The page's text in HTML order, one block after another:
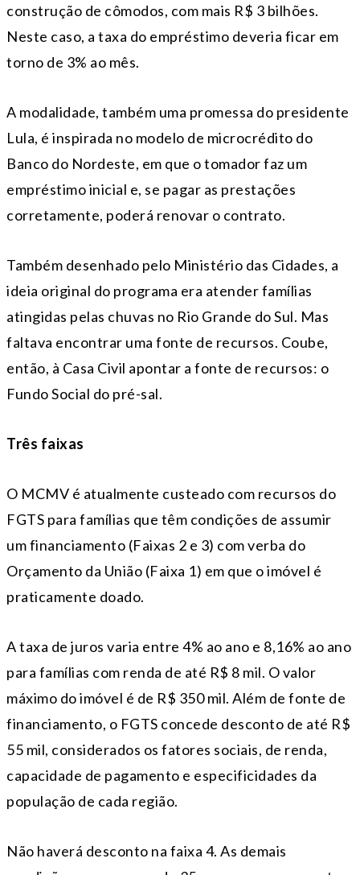
construção de cômodos, com mais R$ 3 bilhões.
Neste caso, a taxa do empréstimo deveria ficar em
torno de 3% ao mês.
A modalidade, também uma promessa do presidente
Lula, é inspirada no modelo de microcrédito do
Banco do Nordeste, em que o tomador faz um
empréstimo inicial e, se pagar as prestações
corretamente, poderá renovar o contrato.
Também desenhado pelo Ministério das Cidades, a
ideia original do programa era atender famílias
atingidas pelas chuvas no Rio Grande do Sul. Mas
faltava encontrar uma fonte de recursos. Coube,
então, à Casa Civil apontar a fonte de recursos: o
Fundo Social do pré-sal.
Três faixas
O MCMV é atualmente custeado com recursos do
FGTS para famílias que têm condições de assumir
um financiamento (Faixas 2 e 3) com verba do
Orçamento da União (Faixa 1) em que o imóvel é
praticamente doado.
A taxa de juros varia entre 4% ao ano e 8,16% ao ano
para famílias com renda de até R$ 8 mil. O valor
máximo do imóvel é de R$ 350 mil. Além de fonte de
financiamento, o FGTS concede desconto de até R$
55 mil, considerados os fatores sociais, de renda,
capacidade de pagamento e especificidades da
população de cada região.
Não haverá desconto na faixa 4. As demais